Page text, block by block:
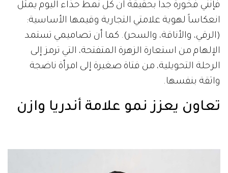
فإنني فخورةٌ جداً بحقيقة أن كل نمط حذاء اليوم يمثل
انعكاساً لهوية علامتي التجارية وقيمها الأساسية:
(الرقي، والأناقة، والسحر). كما أن تصاميمي تستمد
الإلهام من استعارة الزهرة المتفتحة، التي ترمز إلى
الرحلة التحويلية، من فتاة صغيرة إلى امرأة ناضجة
واثقة بنفسها.
تعاون يعزز نمو علامة أندريا وازن